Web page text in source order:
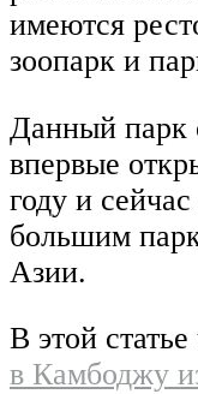
имеются
зоопарк и
Данный парк
впервые
году и
большим
Азии.
В этой
в Камбоджу